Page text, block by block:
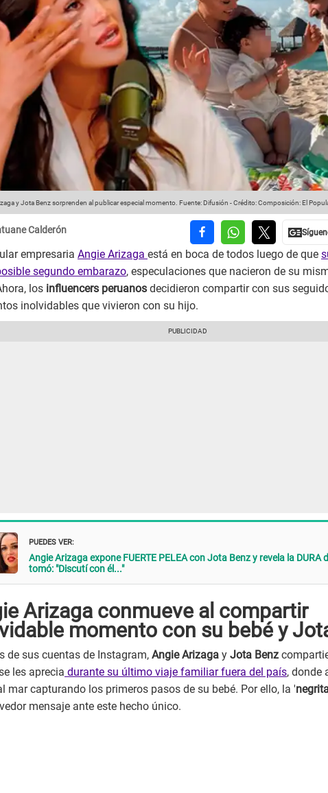
y Jota Benz sorprenden al publicar especial momento. Fuente: Difusión -Crédito: Composición: El
Calderón
empresaria Angie Arizaga está en boca de todos luego de que
segundo embarazo, especulaciones que nacieron de su
los influencers peruanos decidieron compartir con sus
inolvidables que vivieron con su hijo.
PUEDES VER:
Angie Arizaga expone FUERTE PELEA con Jota Benz y revela la DURA
tomó: "Discutí con él..."
Arizaga conmueve al compartir
momento con su bebé y
de sus cuentas de Instagram, Angie Arizaga y Jota Benz
les aprecia durante su último viaje familiar fuera del país, donde
mar capturando los primeros pasos de su bebé. Por ello, la '
mensaje ante este hecho único.